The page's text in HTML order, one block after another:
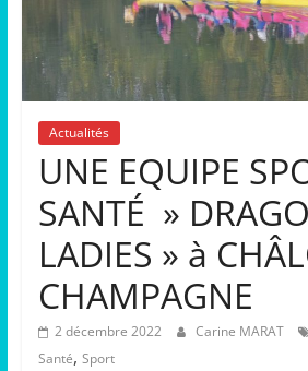
Actualités
UNE EQUIPE
SANTÉ »
LADIES » à
CHAMPAGNE
2 décembre 2022 Carine MARAT
Santé, Sport